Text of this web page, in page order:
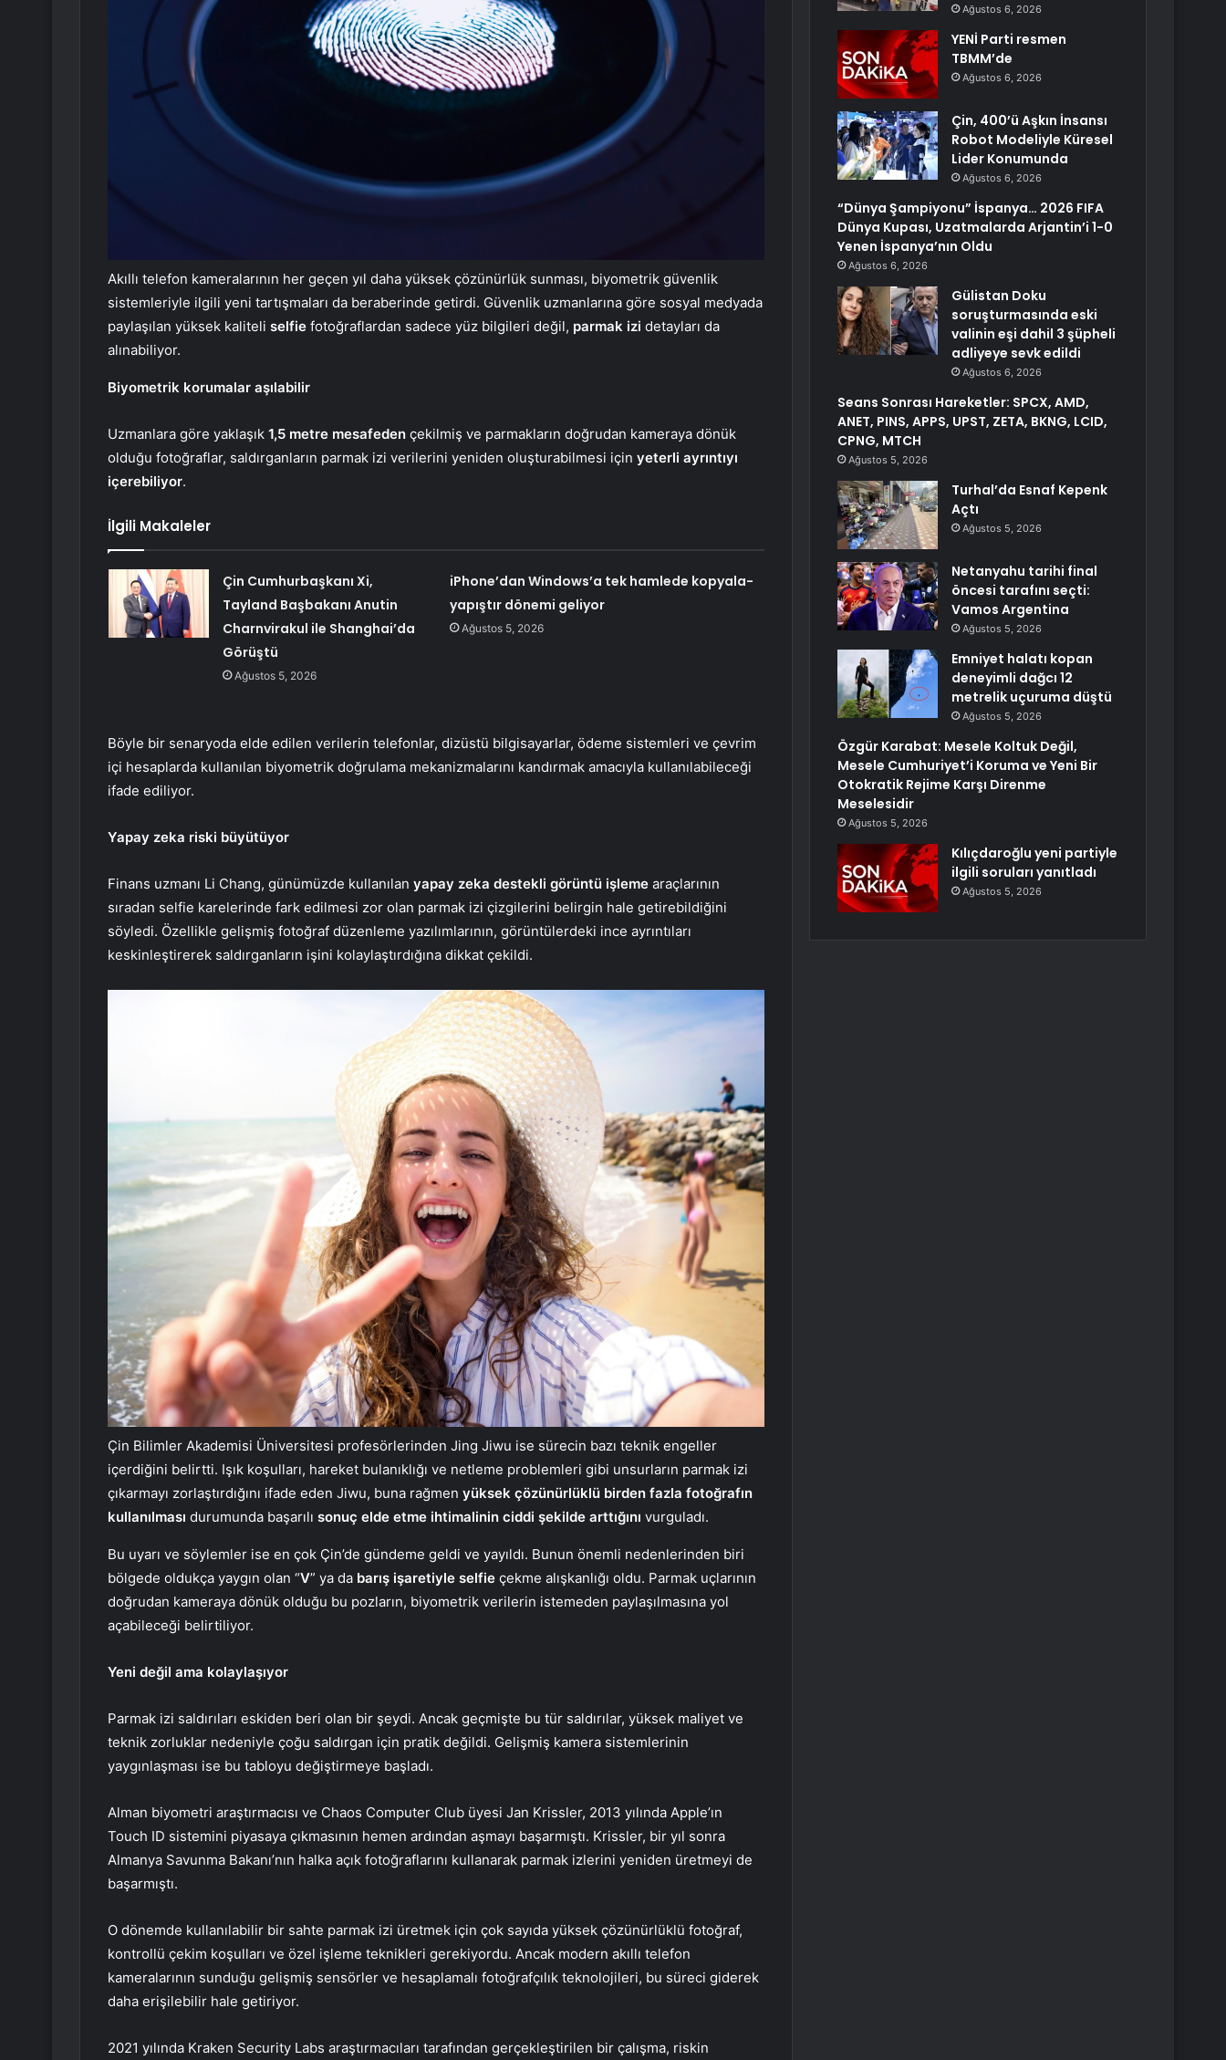
Akıllı telefon kameralarının her geçen yıl daha yüksek çözünürlük sunması, biyometrik güvenlik
sistemleriyle ilgili yeni tartışmaları da beraberinde getirdi. Güvenlik uzmanlarına göre sosyal medyada
paylaşılan yüksek kaliteli selfie fotoğraflardan sadece yüz bilgileri değil, parmak izi detayları da
alınabiliyor.
Biyometrik korumalar aşılabilir
Uzmanlara göre yaklaşık 1,5 metre mesafeden çekilmiş ve parmakların doğrudan kameraya dönük
olduğu fotoğraflar, saldırganların parmak izi verilerini yeniden oluşturabilmesi için yeterli ayrıntıyı
içerebiliyor.
İlgili Makaleler
Çin Cumhurbaşkanı Xi,
Tayland Başbakanı Anutin
Charnvirakul ile Shanghai’da
Görüştü
Ağustos 5, 2026
iPhone’dan Windows’a tek hamlede kopyala-
yapıştır dönemi geliyor
Ağustos 5, 2026
Böyle bir senaryoda elde edilen verilerin telefonlar, dizüstü bilgisayarlar, ödeme sistemleri ve çevrim
içi hesaplarda kullanılan biyometrik doğrulama mekanizmalarını kandırmak amacıyla kullanılabileceği
ifade ediliyor.
Yapay zeka riski büyütüyor
Finans uzmanı Li Chang, günümüzde kullanılan yapay zeka destekli görüntü işleme araçlarının
sıradan selfie karelerinde fark edilmesi zor olan parmak izi çizgilerini belirgin hale getirebildiğini
söyledi. Özellikle gelişmiş fotoğraf düzenleme yazılımlarının, görüntülerdeki ince ayrıntıları
keskinleştirerek saldırganların işini kolaylaştırdığına dikkat çekildi.
Çin Bilimler Akademisi Üniversitesi profesörlerinden Jing Jiwu ise sürecin bazı teknik engeller
içerdiğini belirtti. Işık koşulları, hareket bulanıklığı ve netleme problemleri gibi unsurların parmak izi
çıkarmayı zorlaştırdığını ifade eden Jiwu, buna rağmen yüksek çözünürlüklü birden fazla fotoğrafın
kullanılması durumunda başarılı sonuç elde etme ihtimalinin ciddi şekilde arttığını vurguladı.
Bu uyarı ve söylemler ise en çok Çin’de gündeme geldi ve yayıldı. Bunun önemli nedenlerinden biri
bölgede oldukça yaygın olan “V” ya da barış işaretiyle selfie çekme alışkanlığı oldu. Parmak uçlarının
doğrudan kameraya dönük olduğu bu pozların, biyometrik verilerin istemeden paylaşılmasına yol
açabileceği belirtiliyor.
Yeni değil ama kolaylaşıyor
Parmak izi saldırıları eskiden beri olan bir şeydi. Ancak geçmişte bu tür saldırılar, yüksek maliyet ve
teknik zorluklar nedeniyle çoğu saldırgan için pratik değildi. Gelişmiş kamera sistemlerinin
yaygınlaşması ise bu tabloyu değiştirmeye başladı.
Alman biyometri araştırmacısı ve Chaos Computer Club üyesi Jan Krissler, 2013 yılında Apple’ın
Touch ID sistemini piyasaya çıkmasının hemen ardından aşmayı başarmıştı. Krissler, bir yıl sonra
Almanya Savunma Bakanı’nın halka açık fotoğraflarını kullanarak parmak izlerini yeniden üretmeyi de
başarmıştı.
O dönemde kullanılabilir bir sahte parmak izi üretmek için çok sayıda yüksek çözünürlüklü fotoğraf,
kontrollü çekim koşulları ve özel işleme teknikleri gerekiyordu. Ancak modern akıllı telefon
kameralarının sunduğu gelişmiş sensörler ve hesaplamalı fotoğrafçılık teknolojileri, bu süreci giderek
daha erişilebilir hale getiriyor.
2021 yılında Kraken Security Labs araştırmacıları tarafından gerçekleştirilen bir çalışma, riskin
Ağustos 6, 2026
YENİ Parti resmen
TBMM’de
Ağustos 6, 2026
Çin, 400’ü Aşkın İnsansı
Robot Modeliyle Küresel
Lider Konumunda
Ağustos 6, 2026
“Dünya Şampiyonu” İspanya… 2026 FIFA
Dünya Kupası, Uzatmalarda Arjantin’i 1-0
Yenen İspanya’nın Oldu
Ağustos 6, 2026
Gülistan Doku
soruşturmasında eski
valinin eşi dahil 3 şüpheli
adliyeye sevk edildi
Ağustos 6, 2026
Seans Sonrası Hareketler: SPCX, AMD,
ANET, PINS, APPS, UPST, ZETA, BKNG, LCID,
CPNG, MTCH
Ağustos 5, 2026
Turhal’da Esnaf Kepenk
Açtı
Ağustos 5, 2026
Netanyahu tarihi final
öncesi tarafını seçti:
Vamos Argentina
Ağustos 5, 2026
Emniyet halatı kopan
deneyimli dağcı 12
metrelik uçuruma düştü
Ağustos 5, 2026
Özgür Karabat: Mesele Koltuk Değil,
Mesele Cumhuriyet’i Koruma ve Yeni Bir
Otokratik Rejime Karşı Direnme
Meselesidir
Ağustos 5, 2026
Kılıçdaroğlu yeni partiyle
ilgili soruları yanıtladı
Ağustos 5, 2026